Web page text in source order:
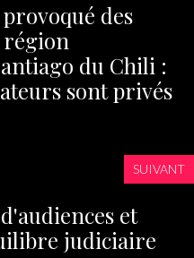
des
région
du Chili :
sont privés
SUIVANT
et
judiciaire